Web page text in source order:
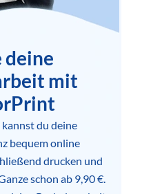
deine
mit
du deine
bequem online
drucken und
schon ab 9,90 €.